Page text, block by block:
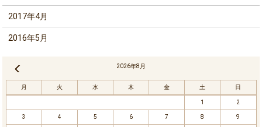
2017年4月
2016年5月
2026年8月
月 火 水 木 金 土 日
1 2
3 4 5 6 7 8 9